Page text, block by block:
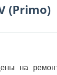
(Primo)
на